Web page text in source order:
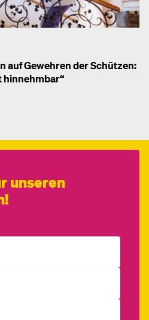
auf Gewehren der Schützen:
hinnehmbar“
unseren